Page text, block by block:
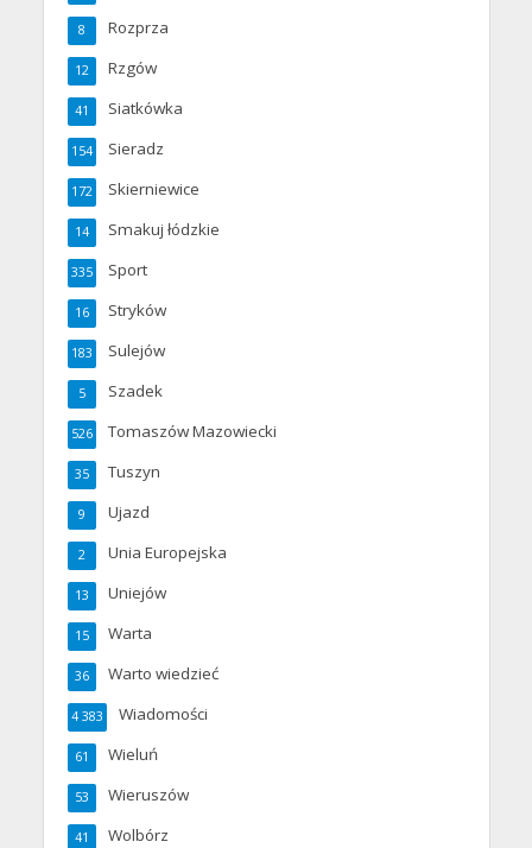
Rozprza
8
Rzgów
12
Siatkówka
41
Sieradz
154
Skierniewice
172
Smakuj łódzkie
14
Sport
335
Stryków
16
Sulejów
183
Szadek
5
Tomaszów Mazowiecki
526
Tuszyn
35
Ujazd
9
Unia Europejska
2
Uniejów
13
Warta
15
Warto wiedzieć
36
Wiadomości
4 383
Wieluń
61
Wieruszów
53
Wolbórz
41